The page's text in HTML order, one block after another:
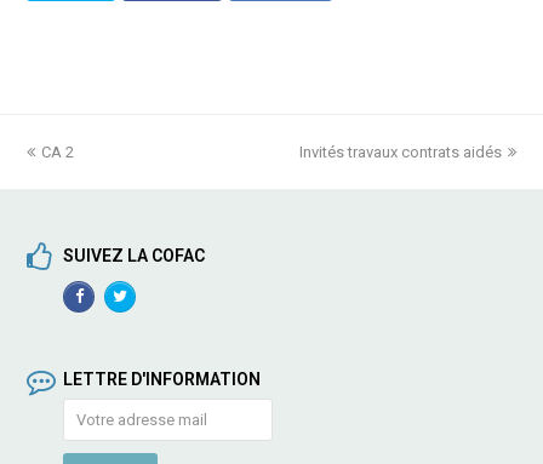
previous
CA 2
next
Invités travaux contrats aidés
SUIVEZ LA COFAC
FacebookTwitterProfile
LETTRE D'INFORMATION